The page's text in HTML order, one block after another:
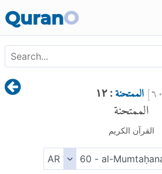
QuranO
٦٠]الممتحنة : ١٢الممتحنة
القرآن الكريم